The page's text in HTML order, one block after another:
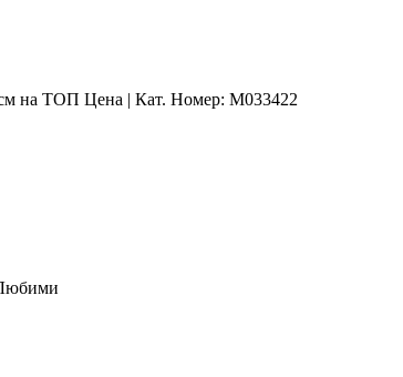
на ТОП Цена | Кат. Номер: M033422